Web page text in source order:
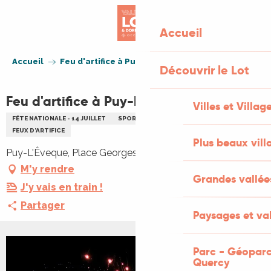
Accueil
Découvrir le Lot
Villes et
Plus beaux
Grandes
Paysages et
Parc -
Quercy
Accueil Feu d'artifice à Puy-l'Evêque
Feu d'artifice à Puy-l'Evêque
FÊTE NATIONALE - 14 JUILLET SPORTS ET LOISIRS
FEUX D'ARTIFICE
Puy-L'Êveque, Place Georges Henry, 46700 Puy-l'Évêque
M'y rendre
J'y vais en train !
Partager